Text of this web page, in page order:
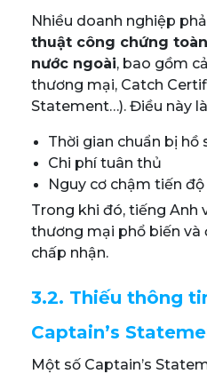
Nhiều doanh nghiệp
thuật công chứng
nước ngoài, bao gồm
thương mại, Catch
Statement…). Điều này
Thời gian chuẩn bị hồ
Chi phí tuân thủ
Nguy cơ chậm tiến
Trong khi đó, tiếng Anh
thương mại phổ biến và
chấp nhận.
3.2. Thiếu thông
Captain’s
Một số Captain’s